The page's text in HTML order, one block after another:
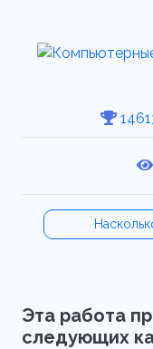
Эта работа
следующих